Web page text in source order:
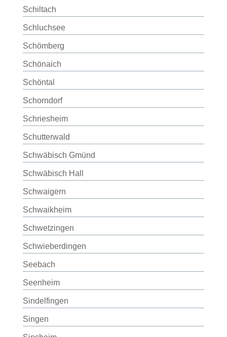
Schiltach
Schluchsee
Schömberg
Schönaich
Schöntal
Schorndorf
Schriesheim
Schutterwald
Schwäbisch Gmünd
Schwäbisch Hall
Schwaigern
Schwaikheim
Schwetzingen
Schwieberdingen
Seebach
Seenheim
Sindelfingen
Singen